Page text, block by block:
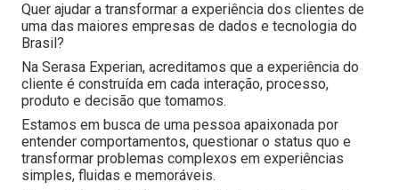
Quer ajudar a transformar a experiência dos clientes de
uma das maiores empresas de dados e tecnologia do
Brasil?
Na Serasa Experian, acreditamos que a experiência do
cliente é construída em cada interação, processo,
produto e decisão que tomamos.
Estamos em busca de uma pessoa apaixonada por
entender comportamentos, questionar o status quo e
transformar problemas complexos em experiências
simples, fluidas e memoráveis.